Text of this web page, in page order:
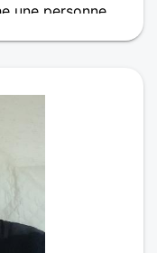
une personne